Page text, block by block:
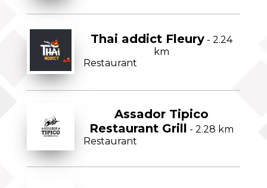
Thai addict Fleury - 2.24
km
Restaurant
Assador Tipico
Restaurant Grill - 2.28 km
Restaurant